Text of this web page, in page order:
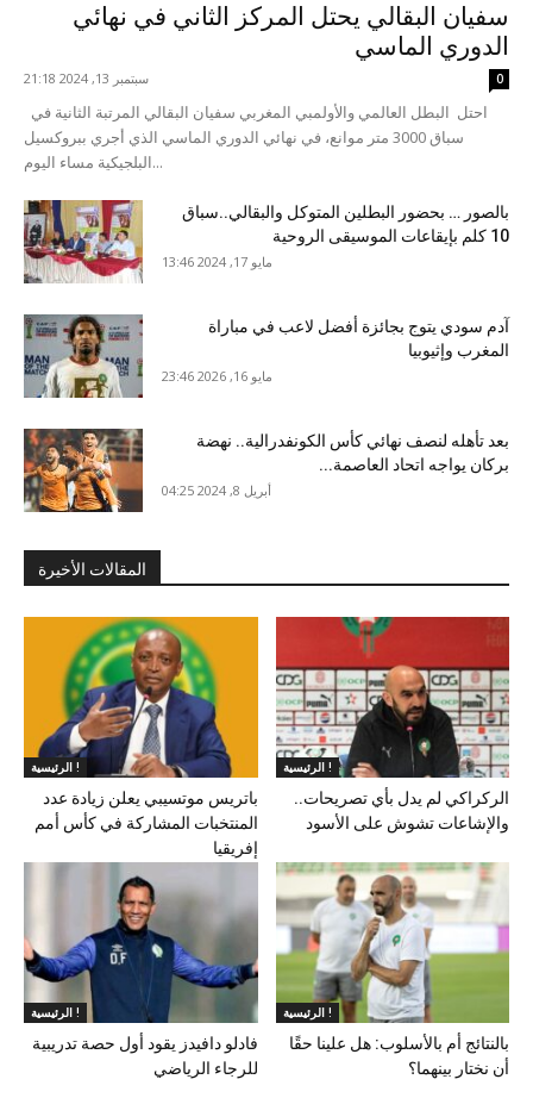
سفيان البقالي يحتل المركز الثاني في نهائي
الدوري الماسي
سبتمبر 13, 2024 21:18 0
سباق 3000 متر موانع، في نهائي الدوري الماسي الذي أجري ببروكسيل
البلجيكية مساء اليوم...
بالصور … بحضور البطلين المتوكل والبقالي..سباق
10 كلم بإيقاعات الموسيقى الروحية
مايو 17, 2024 13:46
آدم سودي يتوج بجائزة أفضل لاعب في مباراة
المغرب وإثيوبيا
مايو 16, 2026 23:46
بعد تأهله لنصف نهائي كأس الكونفدرالية.. نهضة
بركان يواجه اتحاد العاصمة...
أبريل 8, 2024 04:25
المقالات الأخيرة
الرئيسية !
باتريس موتسيبي يعلن زيادة عدد
المنتخبات المشاركة في كأس أمم
إفريقيا
الرئيسية !
الركراكي لم يدل بأي تصريحات..
والإشاعات تشوش على الأسود
الرئيسية !
فادلو دافيدز يقود أول حصة تدريبية
للرجاء الرياضي
الرئيسية !
بالنتائج أم بالأسلوب: هل علينا حقًا
أن نختار بينهما؟